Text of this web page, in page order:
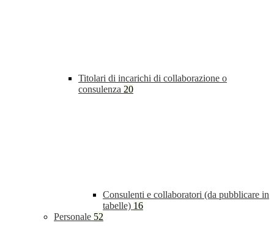
Titolari di incarichi di collaborazione o
consulenza 20
Consulenti e collaboratori (da pubblicare in
tabelle) 16
Personale 52